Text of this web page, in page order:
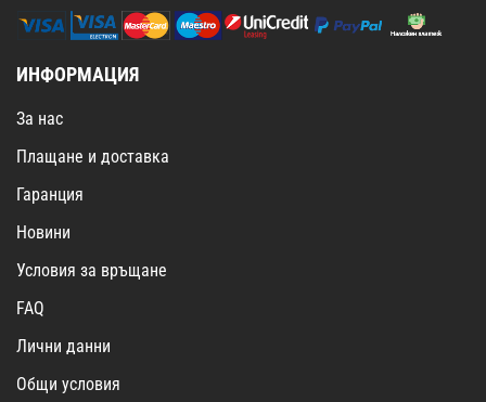
ИНФОРМАЦИЯ
За нас
Плащане и доставка
Гаранция
Новини
Условия за връщане
FAQ
Лични данни
Общи условия